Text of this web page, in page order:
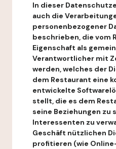
In dieser
auch die
personenbezogener
beschrieben, die vom
Eigenschaft als
Verantwortlicher mit
werden, welches der
dem Restaurant eine
entwickelte
stellt, die es dem
seine Beziehungen zu
Interessenten zu
Geschäft nützlichen
profitieren (wie